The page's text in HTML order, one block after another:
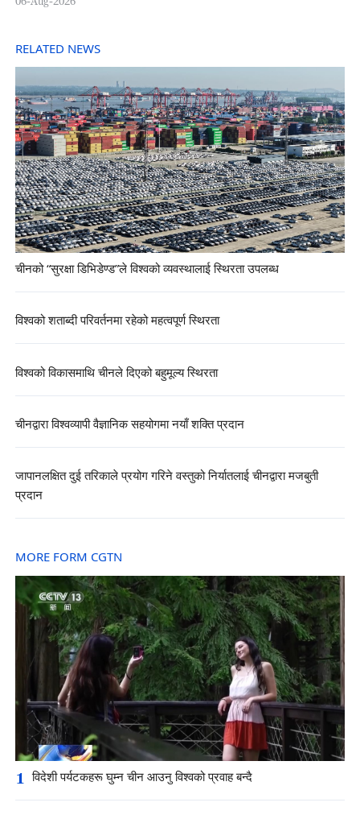
RELATED NEWS
चीनको “सुरक्षा डिभिडेण्ड”ले विश्वको व्यवस्थालाई स्थिरता उपलब्ध
विश्वको शताब्दी परिवर्तनमा रहेको महत्वपूर्ण स्थिरता
विश्वको विकासमाथि चीनले दिएको बहुमूल्य स्थिरता
चीनद्वारा विश्वव्यापी वैज्ञानिक सहयोगमा नयाँ शक्ति प्रदान
जापानलक्षित दुई तरिकाले प्रयोग गरिने वस्तुको निर्यातलाई चीनद्वारा मजबुती
प्रदान
MORE FORM CGTN
1 विदेशी पर्यटकहरू घुम्न चीन आउनु विश्वको प्रवाह बन्दै